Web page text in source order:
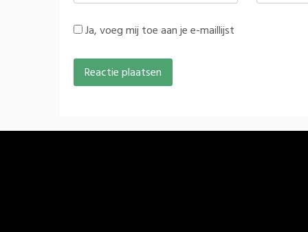
Ja, voeg mij toe aan je e-maillijst